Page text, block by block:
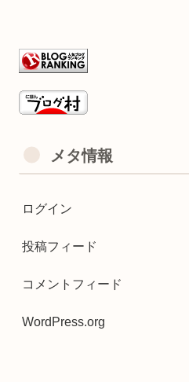
メタ情報
ログイン
投稿フィード
コメントフィード
WordPress.org